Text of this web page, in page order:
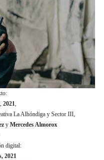
2021
La Alhóndiga y Sector III,
y Mercedes Almorox
digital:
2021